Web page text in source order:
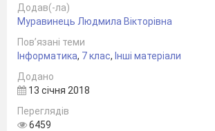
істинним, якщо обидва вирази,
його складу є істинними.
Після отримання
здійснити перевірку відповіді
(правильність). Для цього нам
конструкція
прописати варіанти подальшого
Додав(-ла)
Муравинець Людмила Вікторівна
Пов’язані теми
Інформатика, 7 клас, Інші матеріали
Додано
13 січня 2018
Переглядів
6459